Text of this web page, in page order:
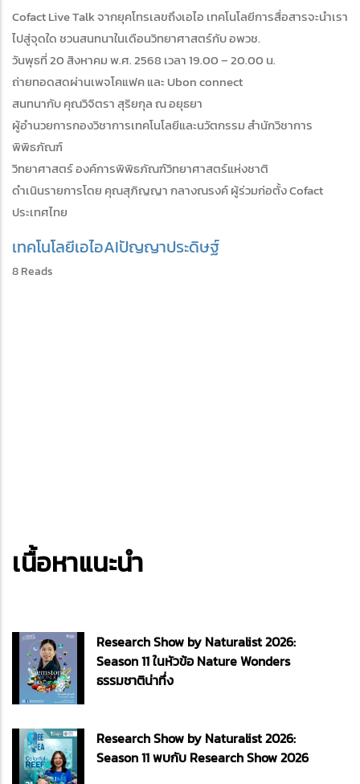
Cofact Live Talk จากยุคโทรเลขถึงเอไอ เทคโนโลยีการสื่อสารจะนำเรา
ไปสู่จุดใด ชวนสนทนาในเดือนวิทยาศาสตร์กับ อพวช.
วันพุธที่ 20 สิงหาคม พ.ศ. 2568 เวลา 19.00 – 20.00 น.
ถ่ายทอดสดผ่านเพจโคแฟค และ Ubon connect
สนทนากับ คุณวิจิตรา สุริยกุล ณ อยุธยา
ผู้อำนวยการกองวิชาการเทคโนโลยีและนวัตกรรม สำนักวิชาการ
พิพิธภัณฑ์
วิทยาศาสตร์ องค์การพิพิธภัณฑ์วิทยาศาสตร์แห่งชาติ
ดำเนินรายการโดย คุณสุภิญญา กลางณรงค์ ผู้ร่วมก่อตั้ง Cofact
ประเทศไทย
เทคโนโลยีเอไอAIปัญญาประดิษฐ์
8 Reads
เนื้อหาแนะนำ
Research Show by Naturalist 2026:
Season 11 ในหัวข้อ Nature Wonders
ธรรมชาติน่าทึ่ง
Research Show by Naturalist 2026:
Season 11 พบกับ Research Show 2026